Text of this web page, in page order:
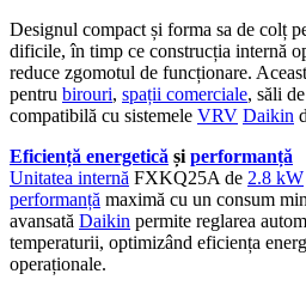
Designul compact și forma sa de colț
dificile, în timp ce construcția internă
reduce zgomotul de funcționare.
pentru birouri, spații comerciale, săli
compatibilă cu sistemele VRV Daikin
Eficiență energetică și performanță
Unitatea internă FXKQ25A de 2.8 kW
performanță maximă cu un consum
avansată Daikin permite reglarea
temperaturii, optimizând eficiența
operaționale.